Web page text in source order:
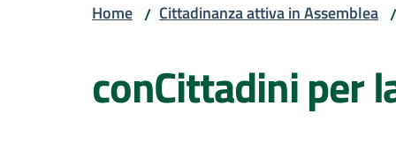
Home / Cittadinanza attiva in Assemblea /
conCittadini per